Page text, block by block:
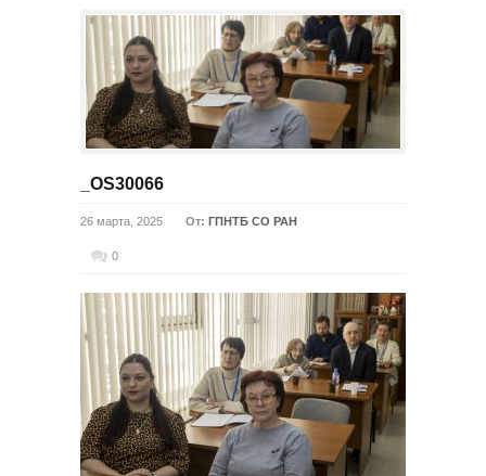
_OS30066
26 марта, 2025 От: ГПНТБ СО РАН
0